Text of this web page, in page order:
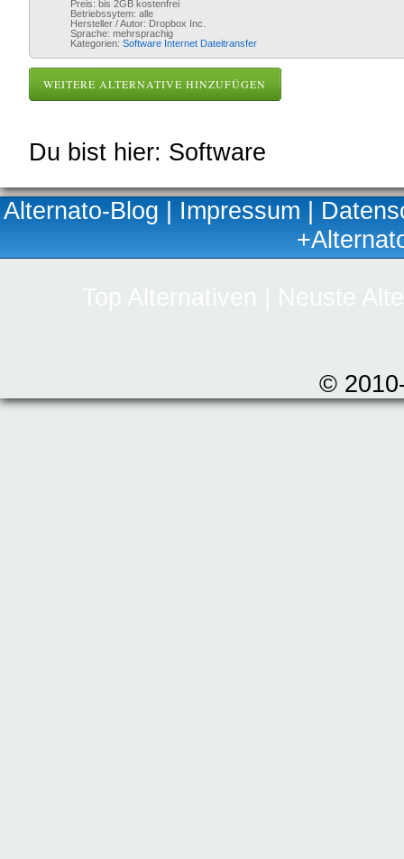
Preis: bis 2GB kostenfrei
Betriebssytem: alle
Hersteller / Autor: Dropbox Inc.
Sprache: mehrsprachig
Kategorien: Software Internet Dateitransfer
WEITERE ALTERNATIVE HINZUFÜGEN
Du bist hier: Software
Alternato-Blog | Impressum |
©